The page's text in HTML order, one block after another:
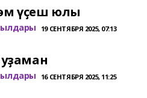
үҫеш юлы
19 СЕНТЯБРЯ 2025, 07:13
16 СЕНТЯБРЯ 2025, 11:25